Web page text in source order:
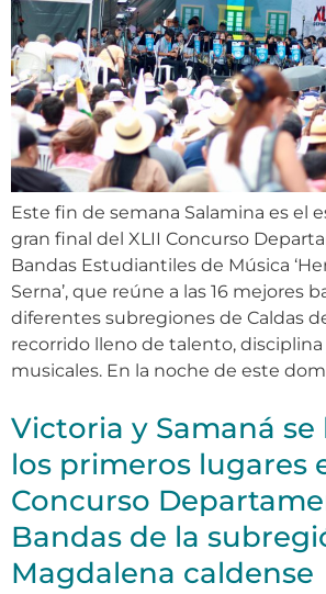
Este fin de semana Salamina es el
gran final del XLII Concurso
Bandas Estudiantiles de Música
Serna’, que reúne a las 16 mejores
diferentes subregiones de Caldas
recorrido lleno de talento,
musicales. En la noche de este
Victoria y Samaná se
los primeros lugares
Concurso
Bandas de la
Magdalena caldense